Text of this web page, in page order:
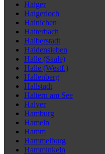
Haiger
Haigerloch
Hainichen
Haiterbach
Halberstadt
Haldensleben
Halle (Saale)
Halle (Westf.)
Hallenberg
Hallstadt
Haltern am See
Halver
Hamburg
Hameln
Hamm
Hammelburg
Hamminkeln